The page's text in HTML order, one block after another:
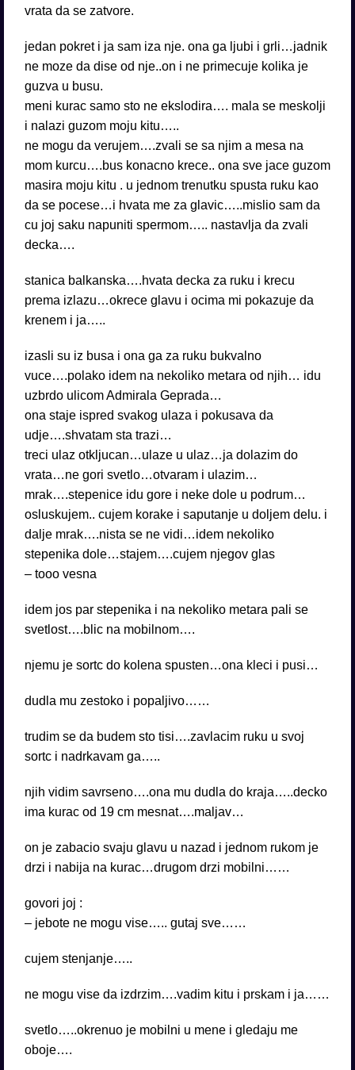
vrata da se zatvore.
jedan pokret i ja sam iza nje. ona ga ljubi i grli…jadnik
ne moze da dise od nje..on i ne primecuje kolika je
guzva u busu.
meni kurac samo sto ne ekslodira…. mala se meskolji
i nalazi guzom moju kitu…..
ne mogu da verujem….zvali se sa njim a mesa na
mom kurcu….bus konacno krece.. ona sve jace guzom
masira moju kitu . u jednom trenutku spusta ruku kao
da se pocese…i hvata me za glavic…..mislio sam da
cu joj saku napuniti spermom….. nastavlja da zvali
decka….
stanica balkanska….hvata decka za ruku i krecu
prema izlazu…okrece glavu i ocima mi pokazuje da
krenem i ja…..
izasli su iz busa i ona ga za ruku bukvalno
vuce….polako idem na nekoliko metara od njih… idu
uzbrdo ulicom Admirala Geprada…
ona staje ispred svakog ulaza i pokusava da
udje….shvatam sta trazi…
treci ulaz otkljucan…ulaze u ulaz…ja dolazim do
vrata…ne gori svetlo…otvaram i ulazim…
mrak….stepenice idu gore i neke dole u podrum…
osluskujem.. cujem korake i saputanje u doljem delu. i
dalje mrak….nista se ne vidi…idem nekoliko
stepenika dole…stajem….cujem njegov glas
– tooo vesna
idem jos par stepenika i na nekoliko metara pali se
svetlost….blic na mobilnom….
njemu je sortc do kolena spusten…ona kleci i pusi…
dudla mu zestoko i popaljivo……
trudim se da budem sto tisi….zavlacim ruku u svoj
sortc i nadrkavam ga…..
njih vidim savrseno….ona mu dudla do kraja…..decko
ima kurac od 19 cm mesnat….maljav…
on je zabacio svaju glavu u nazad i jednom rukom je
drzi i nabija na kurac…drugom drzi mobilni……
govori joj :
– jebote ne mogu vise….. gutaj sve……
cujem stenjanje…..
ne mogu vise da izdrzim….vadim kitu i prskam i ja……
svetlo…..okrenuo je mobilni u mene i gledaju me
oboje….